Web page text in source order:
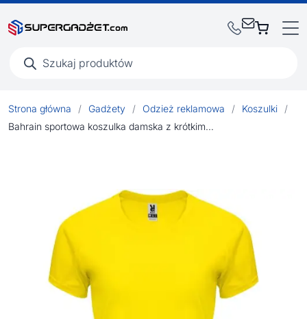
produktów
Strona główna / Gadżety / Odzież reklamowa / Koszulki
/
Bahrain sportowa koszulka damska z krótkim rękawem 135 g/m²